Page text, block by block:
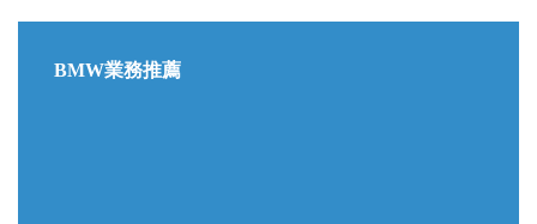
BMW業務推薦